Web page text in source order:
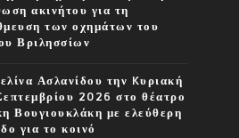
ακινήτου για τη
των οχημάτων του
Βριλησσίων
Ασλανίδου την Kυριακή
2026 στο θέατρο
Βουγιουκλάκη με ελεύθερη
για το κοινό